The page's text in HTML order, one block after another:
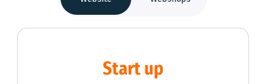
Start up
Starters pakket.